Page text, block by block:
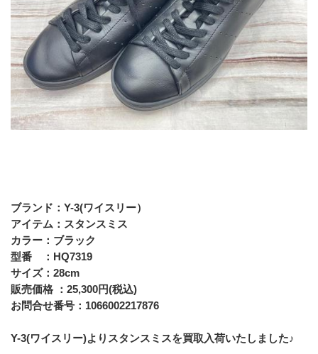
ブランド：Y-3(ワイスリー）
アイテム：スタンスミス
カラー：ブラック
型番　：HQ7319
サイズ：28cm
販売価格 ：25,300円(税込)
お問合せ番号：1066002217876
Y-3(ワイスリー)よりスタンスミスを買取入荷いたしました♪